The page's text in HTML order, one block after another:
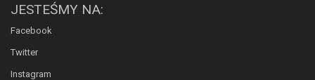
JESTEŚMY NA:
Facebook
Twitter
Instagram